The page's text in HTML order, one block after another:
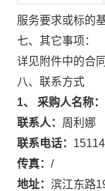
服务要求或标的
七、其它事项：
详见附件中的合
八、联系方式
1、 采购人名称：
联系人： 周利娜
联系电话：
传真： /
地址： 滨江东路